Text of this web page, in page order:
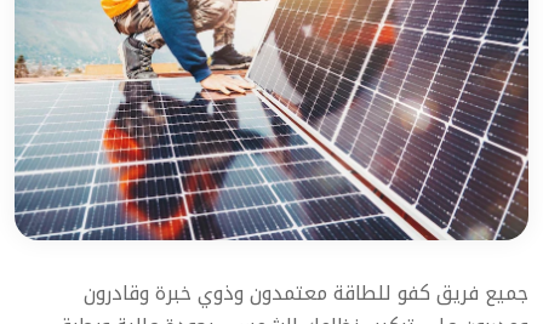
جميع فريق كفو للطاقة معتمدون وذوي خبرة وقادرون